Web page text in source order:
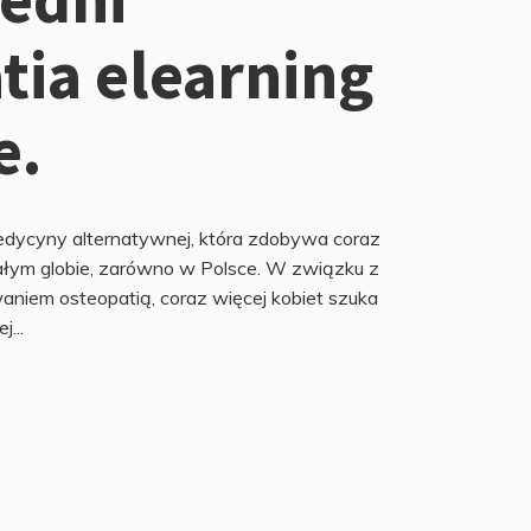
elearning
alternatywnej, która zdobywa coraz
globie, zarówno w Polsce. W związku z
osteopatią, coraz więcej kobiet szuka